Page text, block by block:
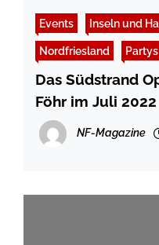
Events Inseln und
Nordfriesland Partys
Das Südstrand
Föhr im Juli 2022
NF-Magazine